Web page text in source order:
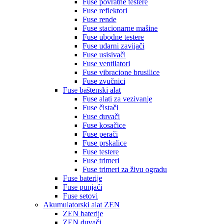
Fuse povratne testere
Fuse reflektori
Fuse rende
Fuse stacionarne mašine
Fuse ubodne testere
Fuse udarni zavijači
Fuse usisivači
Fuse ventilatori
Fuse vibracione brusilice
Fuse zvučnici
Fuse baštenski alat
Fuse alati za vezivanje
Fuse čistači
Fuse duvači
Fuse kosačice
Fuse perači
Fuse prskalice
Fuse testere
Fuse trimeri
Fuse trimeri za živu ogradu
Fuse baterije
Fuse punjači
Fuse setovi
Akumulatorski alat ZEN
ZEN baterije
ZEN duvači